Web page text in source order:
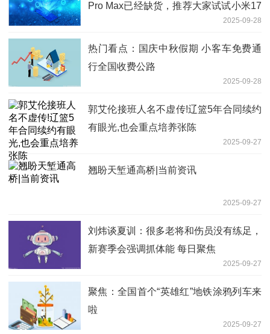
Pro Max已经缺货，推荐大家试试小米17
2025-09-28
热门看点：国庆中秋假期 小客车免费通
行全国收费公路
2025-09-28
郭艾伦接班人名不虚传!辽篮5年合同续约
有眼光,也会重点培养张陈
2025-09-27
翘盼天堑通高桥|当前资讯
2025-09-27
刘炜谈夏训：很多老将和伤员没有练足，
新赛季会强调抓体能 每日聚焦
2025-09-27
聚焦：全国首个“英雄红”地铁涂鸦列车来
啦
2025-09-27